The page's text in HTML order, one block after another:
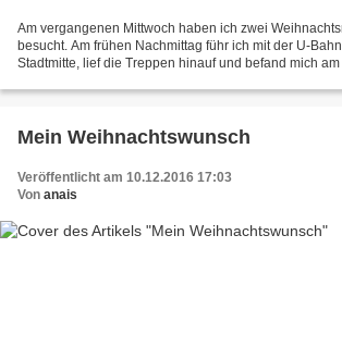
Am vergangenen Mittwoch haben ich zwei
besucht. Am frühen Nachmittag führ ich mit der U-
Stadtmitte, lief die Treppen hinauf und befand mich
Mein Weihnachtswunsch
Veröffentlicht am 10.12.2016 17:03
Von anais